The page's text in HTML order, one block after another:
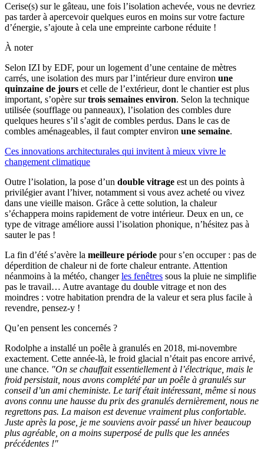
Cerise(s) sur le gâteau, une fois l’isolation achevée, vous ne devriez
pas tarder à apercevoir quelques euros en moins sur votre facture
d’énergie, s’ajoute à cela une empreinte carbone réduite !
À noter
Selon IZI by EDF, pour un logement d’une centaine de mètres
carrés, une isolation des murs par l’intérieur dure environ une
quinzaine de jours et celle de l’extérieur, dont le chantier est plus
important, s’opère surtrois semaines environ. Selon la technique
utilisée (soufflage ou panneaux), l’isolation des combles dure
quelques heures s’il s’agit de combles perdus. Dans le cas de
combles aménageables, il faut compter environ une semaine.
Ces innovations architecturales qui invitent à mieux vivre le
changement climatique
Outre l’isolation, la pose d’un double vitrage est un des points à
privilégier avant l’hiver, notamment si vous avez acheté ou vivez
dans une vieille maison. Grâce à cette solution, la chaleur
s’échappera moins rapidement de votre intérieur. Deux en un, ce
type de vitrage améliore aussi l’isolation phonique, n’hésitez pas à
sauter le pas !
La fin d’été s’avère la meilleure période pour s’en occuper : pas de
déperdition de chaleur ni de forte chaleur entrante. Attention
néanmoins à la météo, changerles fenêtres sous la pluie ne simplifie
pas le travail… Autre avantage du double vitrage et non des
moindres : votre habitation prendra de la valeur et sera plus facile à
revendre, pensez-y !
Qu’en pensent les concernés ?
Rodolphe a installé un poêle à granulés en 2018, mi-novembre
exactement. Cette année-là, le froid glacial n’était pas encore arrivé,
une chance. "On se chauffait essentiellement à l’électrique, mais le
froid persistait, nous avons complété par un poêle à granulés sur
conseil d’un ami cheministe. Le tarif était intéressant, même si nous
avons connu une hausse du prix des granulés dernièrement, nous ne
regrettons pas. La maison est devenue vraiment plus confortable.
Juste après la pose, je me souviens avoir passé un hiver beaucoup
plus agréable, on a moins superposé de pulls que les années
précédentes !"